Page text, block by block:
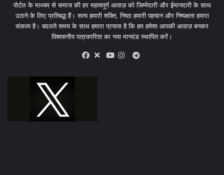
पोर्टल के माध्यम से समाज की हर महत्वपूर्ण आवाज़ को जिम्मेदारी और ईमानदारी के साथ
उठाने के लिए प्रतिबद्ध हैं। सत्य हमारी शक्ति, निष्ठा हमारी पहचान और निष्पक्षता हमारा
संकल्प है। बदलते समय के साथ हमारा प्रयास है कि हम हमेशा आपकी आवाज़ बनकर
विश्वसनीय पत्रकारिता का नया मानदंड स्थापित करें।
X
Telegram